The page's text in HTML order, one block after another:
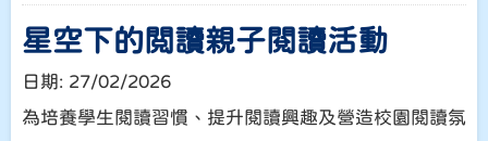
星空下的閲讀親子閱讀活動
日期: 27/02/2026
為培養學生閱讀習慣、提升閱讀興趣及營造校園閱讀氛